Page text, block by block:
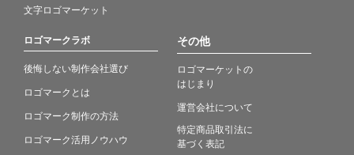
文字ロゴマーケット
ロゴマークラボ
後悔しない制作会社選び
ロゴマークとは
ロゴマーク制作の方法
ロゴマーク活用ノウハウ
その他
ロゴマーケットの
はじまり
運営会社について
特定商品取引法に
基づく表記